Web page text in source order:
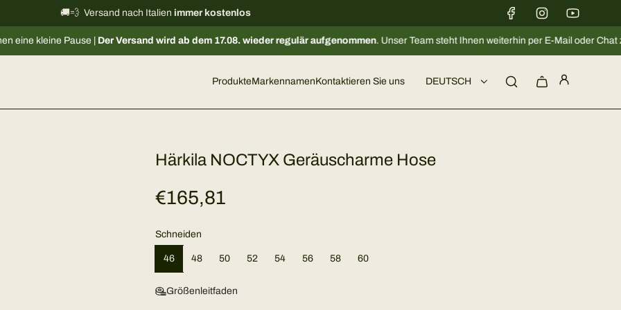
🚚💨 Versand nach Italien immer kostenlos
Informationen zum internationalen Versand
|Der Versand wird ab dem 17.08. wieder regulär aufgenommen. Unser Team steht Ihnen weiterhin per E-Mail oder Chat zur Verfügung. 🦌
ProdukteMarkennamenKontaktieren Sie uns DEUTSCH
Härkila NOCTYX Geräuscharme Hose
R
e
g
u
€165,81
Schneiden
46 48 50 52 54 56 58 60
Größenleitfaden